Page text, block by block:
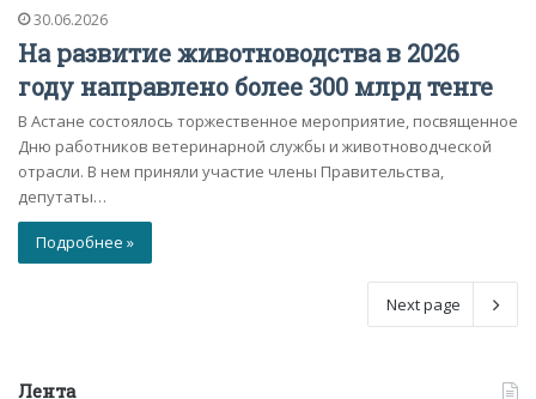
30.06.2026
На развитие животноводства в 2026
году направлено более 300 млрд тенге
В Астане состоялось торжественное мероприятие, посвященное
Дню работников ветеринарной службы и животноводческой
отрасли. В нем приняли участие члены Правительства,
депутаты…
Подробнее »
Next page
Лента